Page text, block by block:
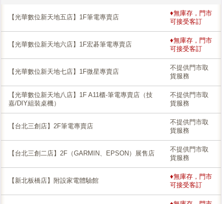
【光華數位新天地五店】1F筆電專賣店
♦無庫存，門市
可接受客訂
【光華數位新天地六店】1F宏碁筆電專賣店
♦無庫存，門市
可接受客訂
【光華數位新天地七店】1F微星專賣店
不提供門市取
貨服務
【光華數位新天地八店】1F A11櫃-筆電專賣店（技
嘉/DIY組裝桌機）
不提供門市取
貨服務
【台北三創店】2F筆電專賣店
不提供門市取
貨服務
【台北三創二店】2F（GARMIN、EPSON）展售店
不提供門市取
貨服務
【新北板橋店】附設家電體驗館
♦無庫存，門市
可接受客訂